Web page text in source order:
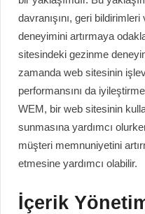
davranışını, geri
deneyimini artırmaya
sitesindeki gezinme
zamanda web sitesinin
performansını da
WEM, bir web sitesinin
sunmasına yardımcı
müşteri memnuniyetini
etmesine yardımcı olabilir.
İçerik